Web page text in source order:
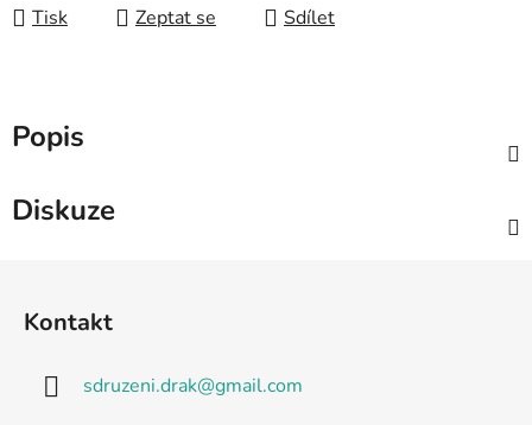
Tisk
Zeptat se Sdílet
Popis
Diskuze
Kontakt
sdruzeni.drak@gmail.com